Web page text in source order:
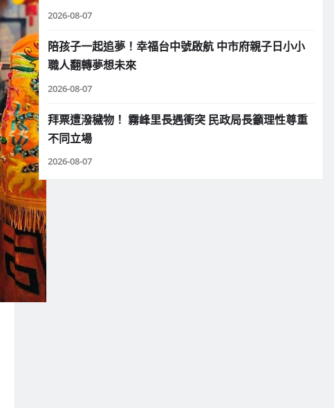
2026-08-07
陪孩子一起追夢！幸福台中號啟航 中市府親子日小小
職人翻轉夢想未來
2026-08-07
拜票遭潑穢物！ 霧峰里長遇衝突 民政局長籲理性尊重
不同立場
2026-08-07